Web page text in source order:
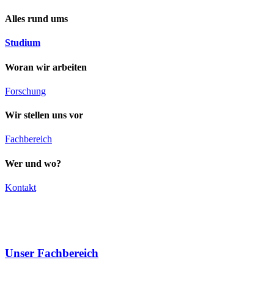
Alles rund ums
Studium
Woran wir arbeiten
Forschung
Wir stellen uns vor
Fachbereich
Wer und wo?
Kontakt
Unser Fachbereich